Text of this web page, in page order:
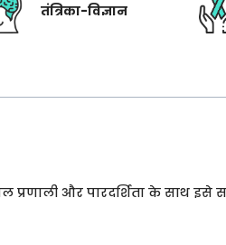
तंत्रिका-विज्ञान
प्रणाली और पारदर्शिता के साथ इसे